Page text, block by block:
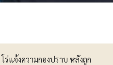
แจ้งความกองปราบ หลังถูก